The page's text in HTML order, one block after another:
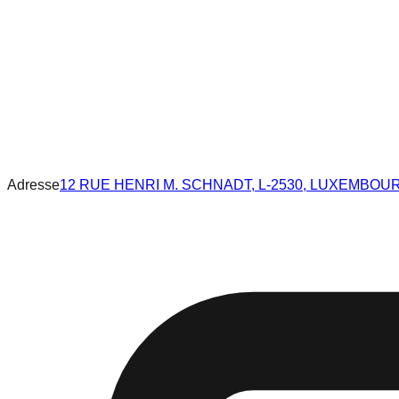
Adresse12 RUE HENRI M. SCHNADT, L-2530,